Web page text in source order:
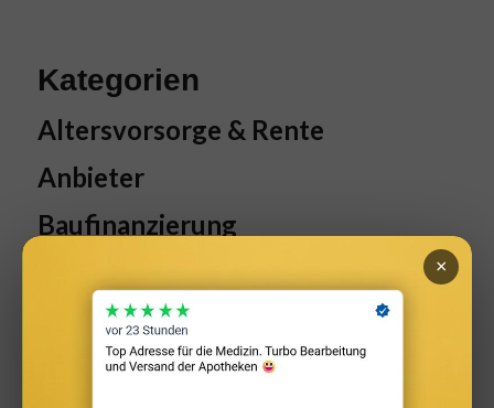
Kategorien
Altersvorsorge & Rente
Anbieter
Baufinanzierung
Familie & Soziales
Gehalt & Arbeit
×